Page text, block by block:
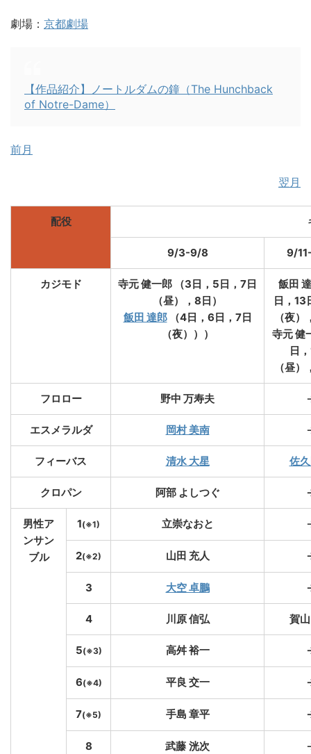
劇場： 京都劇場
【作品紹介】ノートルダムの鐘（The Hunchback
of Notre-Dame）
前月
翌月
配役
9/3-9/8 9/
カジモド
寺元 健一郎 （3日，5日，7日
（昼），8日）
飯田 達郎（4日，6日，7日
（夜）））
飯田
日，13
（夜
寺元 健
日
（昼
フロロー 野中 万寿夫
エスメラルダ 岡村 美南
フィーバス 清水 大星 佐
クロパン 阿部 よしつぐ
男性ア
ンサン
ブル
1(※1) 立崇なおと
2(※2) 山田 充人
3 大空 卓鵬
4 川原 信弘 賀
5(※3) 高舛 裕一
6(※4) 平良 交一
7(※5) 手島 章平
8 武藤 洸次